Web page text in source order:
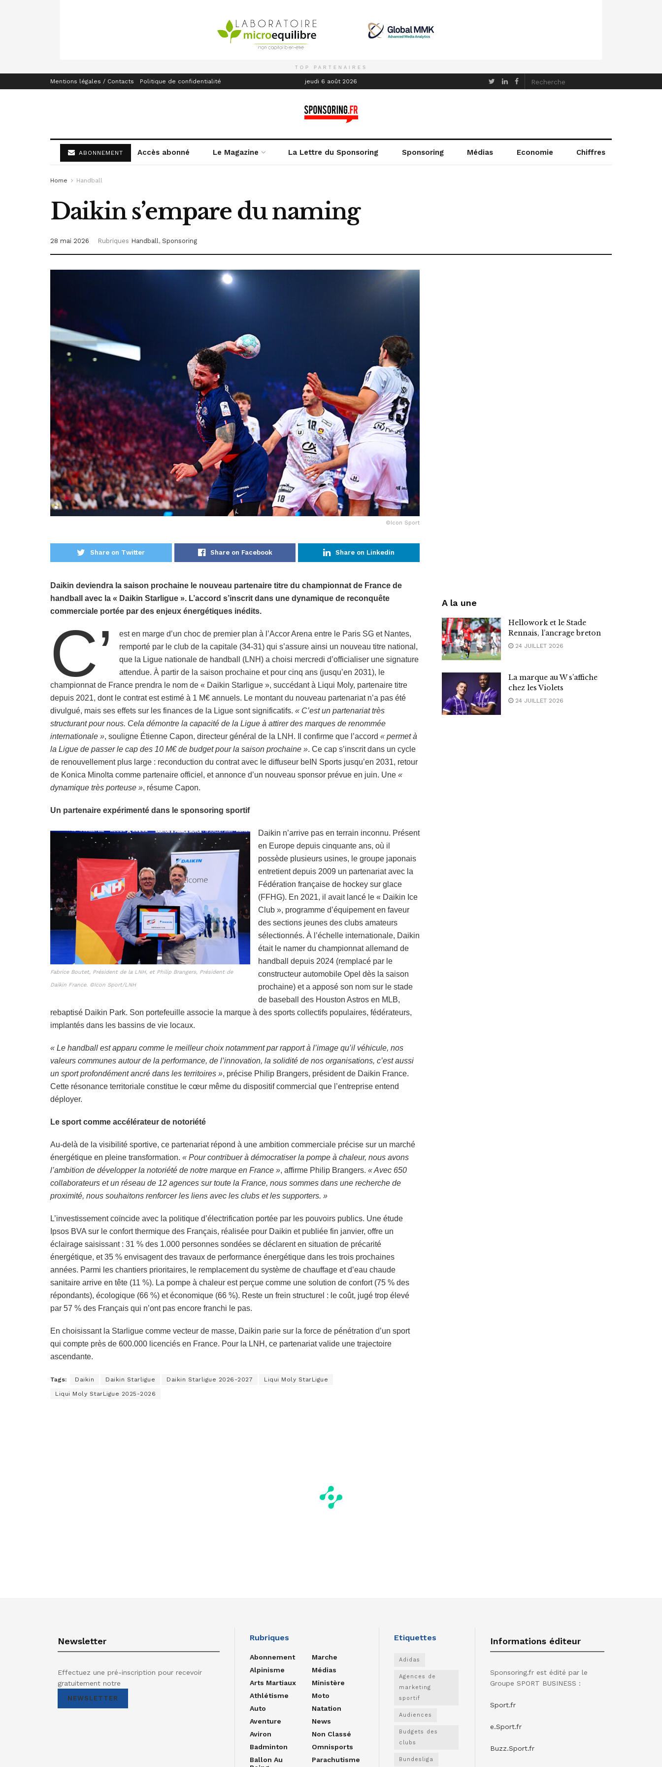
TOP PARTENAIRES
Mentions légales / Contacts Politique de confidentialité jeudi 6 août 2026
ABONNEMENT Accès abonné Le Magazine La Lettre du Sponsoring Sponsoring Médias Economie Chiffres
Home Handball
Daikin s’empare du naming
28 mai 2026 Rubriques Handball, Sponsoring
©Icon Sport
Share on Twitter Share on Facebook Share on Linkedin
Daikin deviendra la saison prochaine le nouveau partenaire titre du championnat de France de
handball avec la « Daikin Starligue ». L’accord s’inscrit dans une dynamique de reconquête
commerciale portée par des enjeux énergétiques inédits.
C’
est en marge d’un choc de premier plan à l’Accor Arena entre le Paris SG et Nantes,
remporté par le club de la capitale (34-31) qui s’assure ainsi un nouveau titre national,
que la Ligue nationale de handball (LNH) a choisi mercredi d’officialiser une signature
attendue. À partir de la saison prochaine et pour cinq ans (jusqu’en 2031), le
championnat de France prendra le nom de « Daikin Starligue », succédant à Liqui Moly, partenaire titre
depuis 2021, dont le contrat est estimé à 1 M€ annuels. Le montant du nouveau partenariat n’a pas été
divulgué, mais ses effets sur les finances de la Ligue sont significatifs. « C’est un partenariat très
structurant pour nous. Cela démontre la capacité de la Ligue à attirer des marques de renommée
internationale », souligne Étienne Capon, directeur général de la LNH. Il confirme que l’accord « permet à
la Ligue de passer le cap des 10 M€ de budget pour la saison prochaine ». Ce cap s’inscrit dans un cycle
de renouvellement plus large : reconduction du contrat avec le diffuseur beIN Sports jusqu’en 2031, retour
de Konica Minolta comme partenaire officiel, et annonce d’un nouveau sponsor prévue en juin. Une «
dynamique très porteuse », résume Capon.
Un partenaire expérimenté dans le sponsoring sportif
Fabrice Boutet, Président de la LNH, et Philip Brangers, Président de
Daikin France. ©Icon Sport/LNH
Daikin n’arrive pas en terrain inconnu. Présent
en Europe depuis cinquante ans, où il
possède plusieurs usines, le groupe japonais
entretient depuis 2009 un partenariat avec la
Fédération française de hockey sur glace
(FFHG). En 2021, il avait lancé le « Daikin Ice
Club », programme d’équipement en faveur
des sections jeunes des clubs amateurs
sélectionnés. À l’échelle internationale, Daikin
était le namer du championnat allemand de
handball depuis 2024 (remplacé par le
constructeur automobile Opel dès la saison
prochaine) et a apposé son nom sur le stade
de baseball des Houston Astros en MLB,
rebaptisé Daikin Park. Son portefeuille associe la marque à des sports collectifs populaires, fédérateurs,
implantés dans les bassins de vie locaux.
« Le handball est apparu comme le meilleur choix notamment par rapport à l’image qu’il véhicule, nos
valeurs communes autour de la performance, de l’innovation, la solidité de nos organisations, c’est aussi
un sport profondément ancré dans les territoires », précise Philip Brangers, président de Daikin France.
Cette résonance territoriale constitue le cœur même du dispositif commercial que l’entreprise entend
déployer.
Le sport comme accélérateur de notoriété
Au-delà de la visibilité sportive, ce partenariat répond à une ambition commerciale précise sur un marché
énergétique en pleine transformation. « Pour contribuer à démocratiser la pompe à chaleur, nous avons
l’ambition de développer la notoriété de notre marque en France », affirme Philip Brangers. « Avec 650
collaborateurs et un réseau de 12 agences sur toute la France, nous sommes dans une recherche de
proximité, nous souhaitons renforcer les liens avec les clubs et les supporters. »
L’investissement coïncide avec la politique d’électrification portée par les pouvoirs publics. Une étude
Ipsos BVA sur le confort thermique des Français, réalisée pour Daikin et publiée fin janvier, offre un
éclairage saisissant : 31 % des 1.000 personnes sondées se déclarent en situation de précarité
énergétique, et 35 % envisagent des travaux de performance énergétique dans les trois prochaines
années. Parmi les chantiers prioritaires, le remplacement du système de chauffage et d’eau chaude
sanitaire arrive en tête (11 %). La pompe à chaleur est perçue comme une solution de confort (75 % des
répondants), écologique (66 %) et économique (66 %). Reste un frein structurel : le coût, jugé trop élevé
par 57 % des Français qui n’ont pas encore franchi le pas.
En choisissant la Starligue comme vecteur de masse, Daikin parie sur la force de pénétration d’un sport
qui compte près de 600.000 licenciés en France. Pour la LNH, ce partenariat valide une trajectoire
ascendante.
Tags: Daikin Daikin Starligue Daikin Starligue 2026-2027 Liqui Moly StarLigue
Liqui Moly StarLigue 2025-2026
A la une
Hellowork et le Stade
Rennais, l’ancrage breton
24 JUILLET 2026
La marque au W s’affiche
chez les Violets
24 JUILLET 2026
Newsletter
Effectuez une pré-inscription pour recevoir
gratuitement notre
NEWSLETTER
Rubriques
Abonnement
Alpinisme
Arts Martiaux
Athlétisme
Auto
Aventure
Aviron
Badminton
Ballon Au
Marche
Médias
Ministère
Moto
Natation
News
Non Classé
Omnisports
Parachutisme
Etiquettes
Adidas
Agences de
marketing
sportif
Audiences
Budgets des
clubs
Bundesliga
Informations éditeur
Sponsoring.fr est édité par le
Groupe SPORT BUSINESS :
Sport.fr
e.Sport.fr
Buzz.Sport.fr